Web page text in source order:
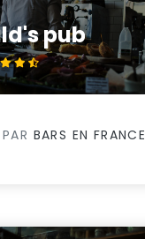
pub
BARS EN FRANCE